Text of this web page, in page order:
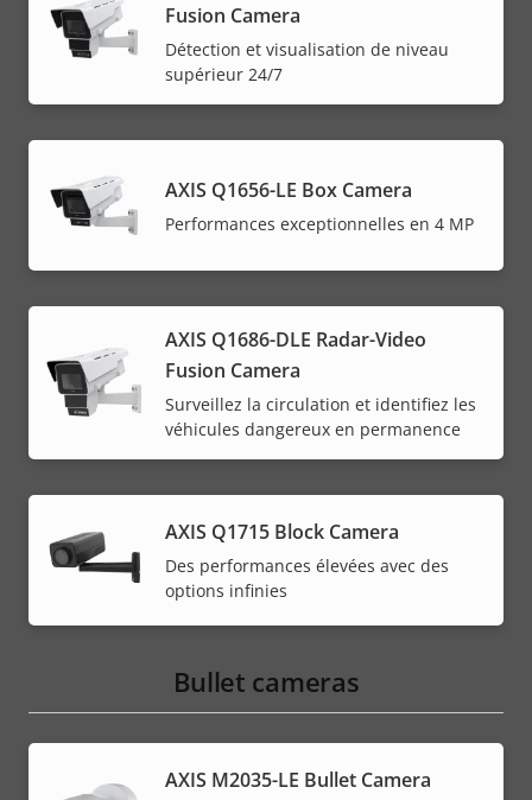
Fusion Camera
Détection et visualisation de niveau
supérieur 24/7
AXIS Q1656-LE Box Camera
Performances exceptionnelles en 4 MP
AXIS Q1686-DLE Radar-Video
Fusion Camera
Surveillez la circulation et identifiez les
véhicules dangereux en permanence
AXIS Q1715 Block Camera
Des performances élevées avec des
options infinies
Bullet cameras
AXIS M2035-LE Bullet Camera